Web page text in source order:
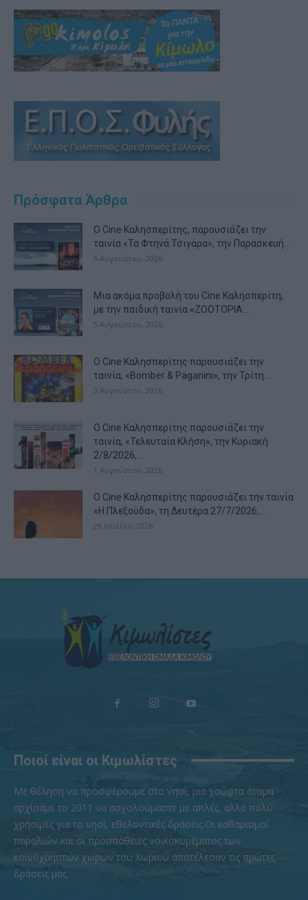
Πρόσφατα Άρθρα
Ο Cine Καλησπερίτης, παρουσιάζει την
ταινία «Τα Φτηνά Τσιγάρα», την Παρασκευή...
5 Αυγούστου, 2026
Μια ακόμα προβολή του Cine Καλησπερίτη,
με την παιδική ταινία «ZOOTOPIA...
5 Αυγούστου, 2026
Ο Cine Καλησπερίτης παρουσιάζει την
ταινία, «Bomber & Paganini», την Τρίτη...
3 Αυγούστου, 2026
Ο Cine Καλησπερίτης παρουσιάζει την
ταινία, «Τελευταία Κλήση», την Κυριακή
2/8/2026,...
1 Αυγούστου, 2026
Ο Cine Καλησπερίτης παρουσιάζει την ταινία
«Η Πλεξούδα», τη Δευτέρα 27/7/2026,...
26 Ιουλίου, 2026
Ποιοί είναι οι Κιμωλίστες
Με θέληση να προσφέρουμε στο νησί, μια χούφτα άτομα
αρχίσαμε το 2011 να ασχολούμαστε με απλές, αλλά πολύ
χρήσιμες για το νησί, εθελοντικές δράσεις.Οι καθαρισμοί
παραλιών και οι προσπάθειες νοικοκυρέματος των
κοινόχρηστων χώρων του Χωριού αποτέλεσαν τις πρώτες
δράσεις μας.